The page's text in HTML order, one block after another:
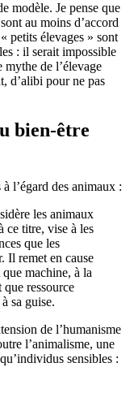
modèle. Je pense que
au moins d’accord
petits élevages » sont
: il serait impossible
de l’élevage
d’alibi pour ne pas
bien-être
l’égard des animaux :
les animaux
ce titre, vise à les
que les
Il remet en cause
machine, à la
que ressource
sa guise.
de l’humanisme
l’animalisme, une
sensibles :